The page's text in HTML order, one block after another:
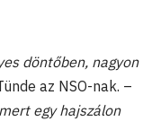
döntőben, nagyon
az NSO-nak. –
egy hajszálon